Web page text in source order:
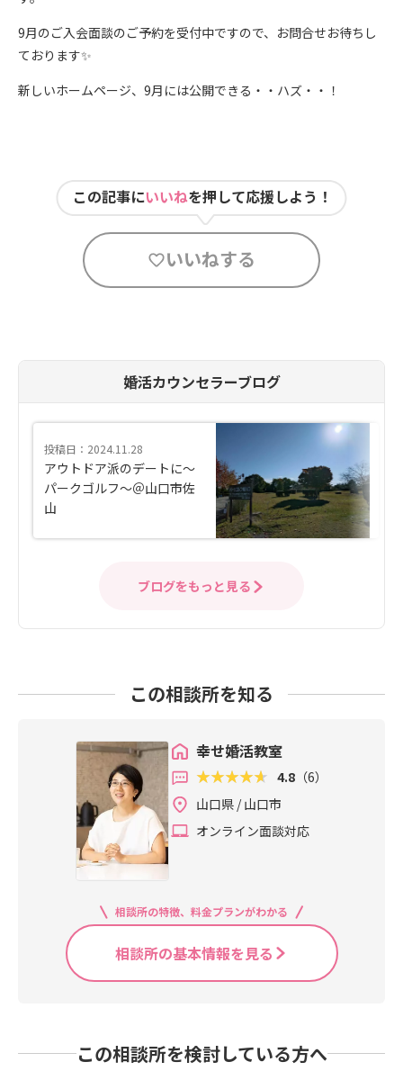
9月のご入会面談のご予約を受付中ですので、お問合せお待ちし
ております✨
新しいホームページ、9月には公開できる・・ハズ・・！
この記事にいいねを押して応援しよう！
いいねする
婚活カウンセラーブログ
投稿日：2024.11.28
アウトドア派のデートに～
パークゴルフ～＠山口市佐
山
ブログをもっと見る
この相談所を知る
幸せ婚活教室
4.8 （6）
山口県 / 山口市
オンライン面談対応
相談所の特徴、料金プランがわかる
相談所の基本情報を見る
この相談所を検討している方へ